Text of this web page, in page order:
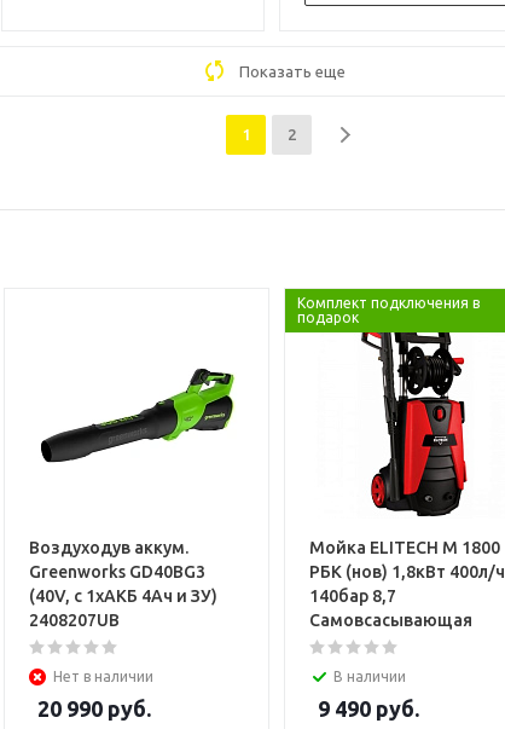
Показать еще
1 2
Воздуходув аккум.
Greenworks GD40BG3
(40V, с 1хАКБ 4Ач и ЗУ)
2408207UB
Нет в наличии
20 990 руб.
Комплект подключения в
подарок
Мойка ELITECH М 1800
РБК (нов) 1,8кВт 400л/ч
140бар 8,7
Самовсасывающая
В наличии
9 490 руб.